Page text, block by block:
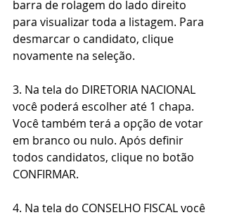
barra de rolagem do lado direito
para visualizar toda a listagem. Para
desmarcar o candidato, clique
novamente na seleção.
3. Na tela do DIRETORIA NACIONAL
você poderá escolher até 1 chapa.
Você também terá a opção de votar
em branco ou nulo. Após definir
todos candidatos, clique no botão
CONFIRMAR.
4. Na tela do CONSELHO FISCAL você